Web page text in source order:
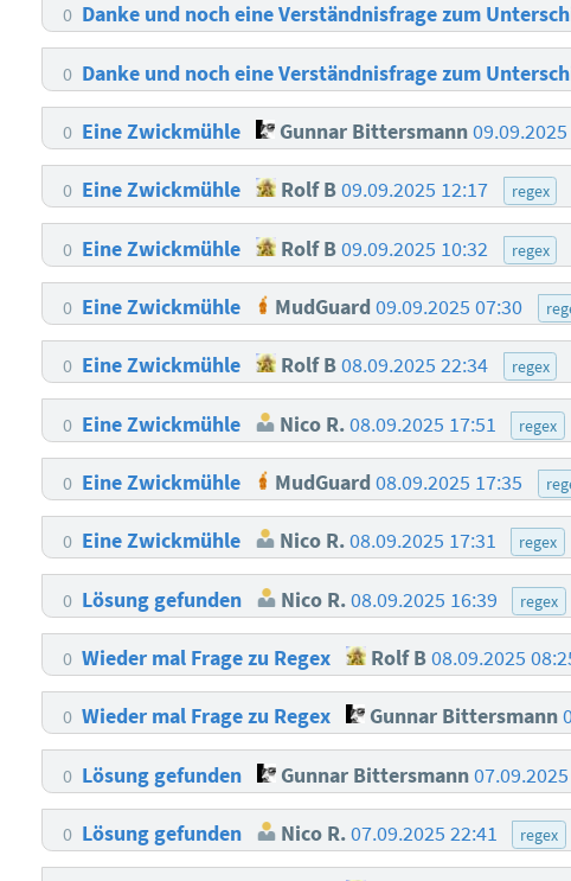
0 Danke und noch eine Verständnisfrage zum
0 Danke und noch eine Verständnisfrage zum
0 Eine Zwickmühle Gunnar Bittersmann
0 Eine Zwickmühle Rolf B09.09.2025 12:17 regex
0 Eine Zwickmühle Rolf B09.09.2025 10:32 regex
0 Eine Zwickmühle MudGuard 09.09.2025 07:30
0 Eine Zwickmühle Rolf B08.09.2025 22:34 regex
0 Eine Zwickmühle Nico R. 08.09.2025 17:51 regex
0 Eine Zwickmühle MudGuard 08.09.2025 17:35
0 Eine Zwickmühle Nico R. 08.09.2025 17:31 regex
0 Lösung gefunden Nico R. 08.09.2025 16:39 regex
0 Wieder mal Frage zu Regex Rolf B08.09.2025
0 Wieder mal Frage zu Regex Gunnar Bittersmann
0 Lösung gefunden Gunnar Bittersmann
0 Lösung gefunden Nico R. 07.09.2025 22:41 regex